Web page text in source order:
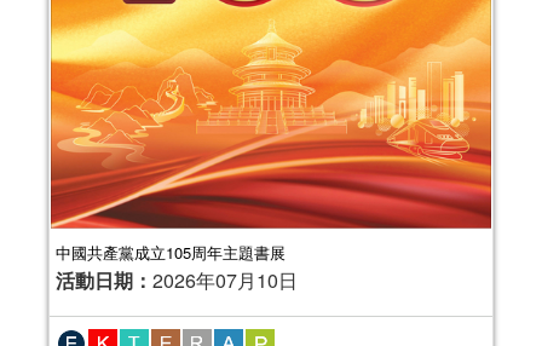
中國共產黨成立105周年主題書展
活動日期： 2026年07月10日